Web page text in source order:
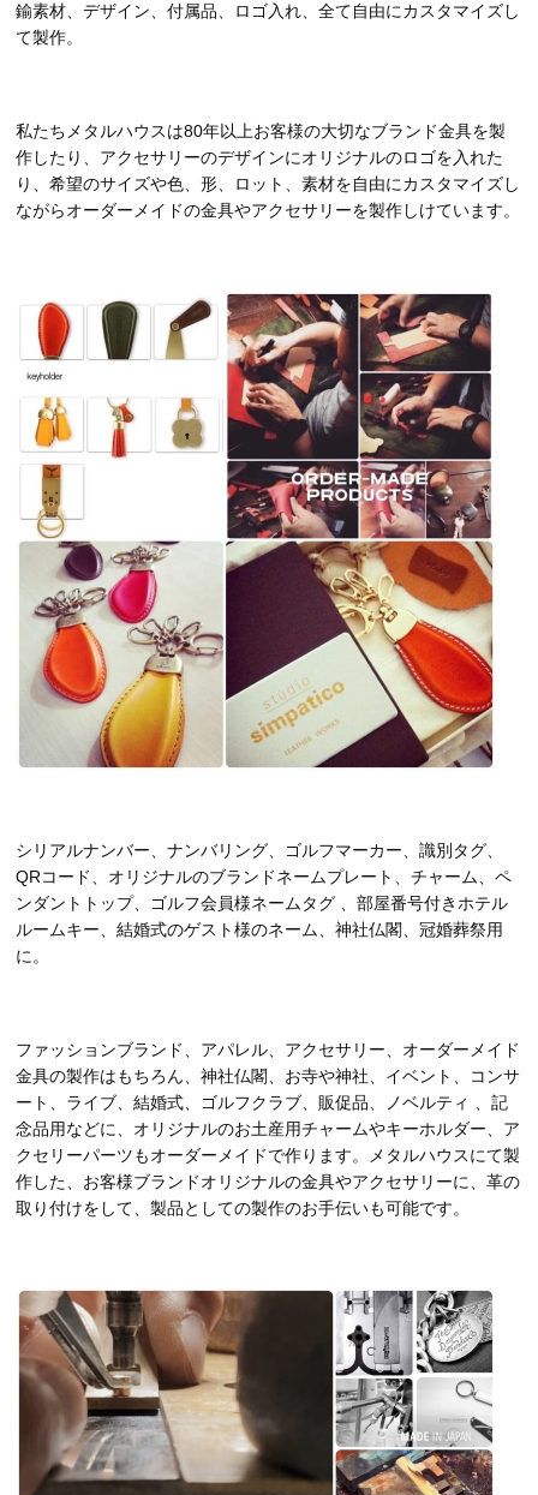
鍮素材、デザイン、付属品、ロゴ入れ、全て自由にカスタマイズし
て製作。
私たちメタルハウスは80年以上お客様の大切なブランド金具を製
作したり、アクセサリーのデザインにオリジナルのロゴを入れた
り、希望のサイズや色、形、ロット、素材を自由にカスタマイズし
ながらオーダーメイドの金具やアクセサリーを製作しけています。
シリアルナンバー、ナンバリング、ゴルフマーカー、識別タグ、
QRコード、オリジナルのブランドネームプレート、チャーム、ペ
ンダントトップ、ゴルフ会員様ネームタグ 、部屋番号付きホテル
ルームキー、結婚式のゲスト様のネーム、神社仏閣、冠婚葬祭用
に。
ファッションブランド、アパレル、アクセサリー、オーダーメイド
金具の製作はもちろん、神社仏閣、お寺や神社、イベント、コンサ
ート、ライブ、結婚式、ゴルフクラブ、販促品、ノベルティ 、記
念品用などに、オリジナルのお土産用チャームやキーホルダー、ア
クセリーパーツもオーダーメイドで作ります。メタルハウスにて製
作した、お客様ブランドオリジナルの金具やアクセサリーに、革の
取り付けをして、製品としての製作のお手伝いも可能です。